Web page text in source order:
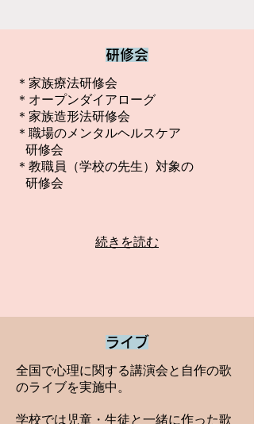
も、ちゃんと**科学的な根拠（エビデン
ス）**もあるんです。昔懐かしいフォー
クソングをずらりと取り揃えました。歌
と笑いで、年齢を問わず楽しんでいただ
ける内容です。心に冷たい風が吹くと
き、歌がそっと寄り添います。フォーク
ソングは、静かなストレスマネジメント
の処方箋です。
研修会
＊家族療法研修会
＊オープンダイアローグ
＊家族造形法研修会
＊職場のメンタルヘルスケア
研修会
＊教職員（学校の先生）対象の
研修会
続きを読む
ライブ
全国で心理に関する講演会と自作の歌
のライブを実施中。
学校では児童・生徒と一緒に作った歌